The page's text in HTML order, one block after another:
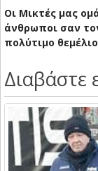
Οι Μικτές μας
άνθρωποι σαν
πολύτιμο θεμέλιο
Διαβάστε